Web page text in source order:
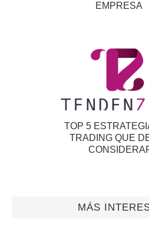
EMPRESA
TOP 5
TRADING QUE
MÁS